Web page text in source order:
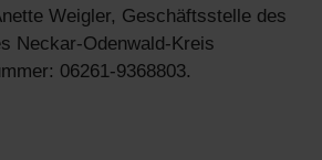
Weigler, Geschäftsstelle des
Neckar-Odenwald-Kreis
06261-9368803.